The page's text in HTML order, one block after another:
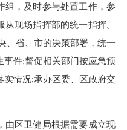
组，及时参与处置工作，参
现场指挥部的统一指挥。
、省、市的决策部署，统一
事件;督促相关部门按应急预
实情况;承办区委、区政府交
区卫健局根据需要成立现